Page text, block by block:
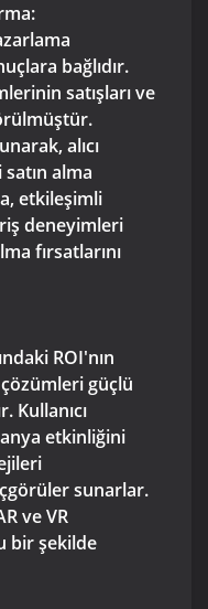
bağlıdır.
satışları ve
alıcı
alma
etkileşimli
deneyimleri
fırsatlarını
ROI'nın
güçlü
Kullanıcı
etkinliğini
sunarlar.
ve VR
bir şekilde